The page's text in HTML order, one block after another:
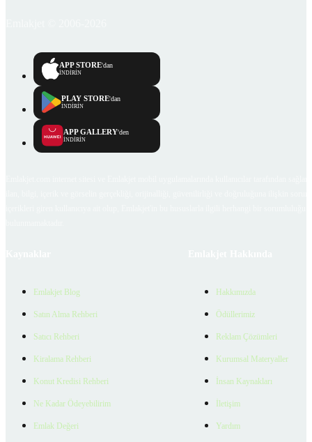
APP STORE'dan
İNDİRİN
PLAY STORE'dan
İNDİRİN
APP GALLERY'den
İNDİRİN
Emlakjet Blog
Satın Alma Rehberi
Satıcı Rehberi
Kiralama Rehberi
Konut Kredisi Rehberi
Ne Kadar Ödeyebilirim
Emlak Değeri
Hakkımızda
Ödüllerimiz
Reklam Çözümleri
Kurumsal Materyaller
İnsan Kaynakları
İletişim
Yardım